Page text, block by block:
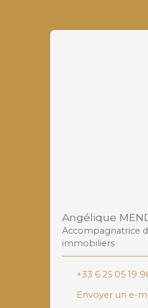
Angélique
Accompagnatrice
immobiliers
+33 6 25 05 19
Envoyer un e-